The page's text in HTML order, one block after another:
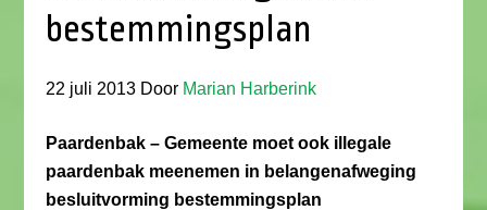
bestemmingsplan
22 juli 2013 Door Marian Harberink
Paardenbak – Gemeente moet ook illegale
paardenbak meenemen in belangenafweging
besluitvorming bestemmingsplan